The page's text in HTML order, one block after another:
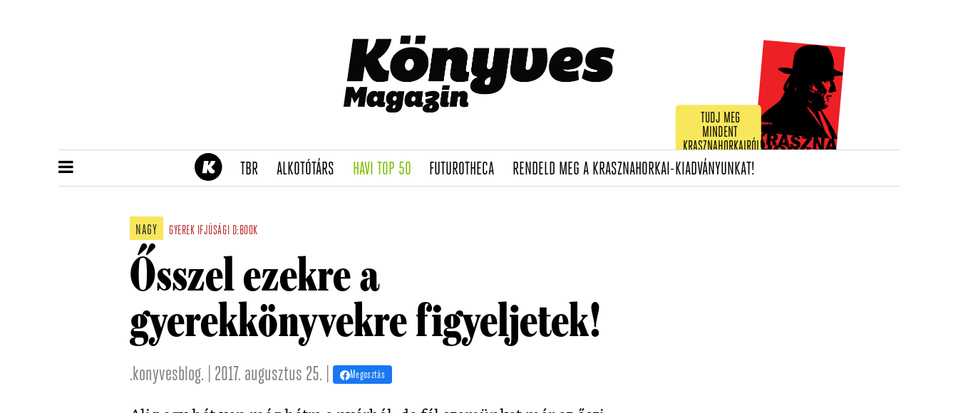
TUDJ MEG
MINDENT
KRASZNAHORKAIRÓL!
TBR(CURRENT)
ALKOTÓTÁRS(CURRENT)
HAVI TOP 50(CURRENT)
FUTUROTHECA(CURRENT)
RENDELD MEG A KRASZNAHORKAI-KIADVÁNYUNKAT!(CURRENT)
NAGY GYEREK IFJÚSÁGI D:BOOK
Ősszel ezekre a
gyerekkönyvekre figyeljetek!
.konyvesblog. | 2017. augusztus 25. | Megosztás